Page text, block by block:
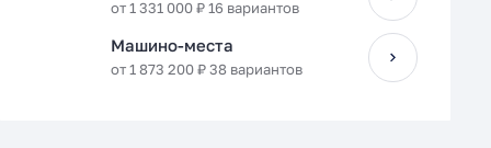
от 1 331 000 ₽ 16 вариантов
Машино-места
от 1 873 200 ₽ 38 вариантов